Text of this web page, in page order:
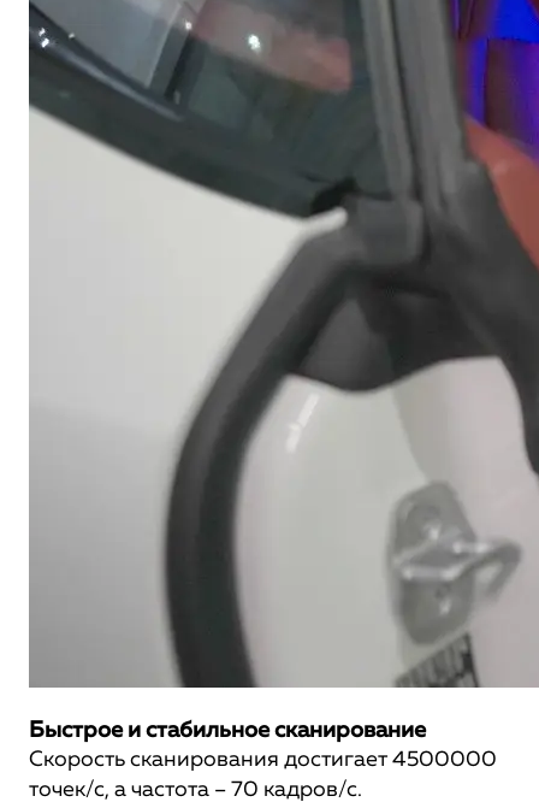
Быстрое и стабильное сканирование
Скорость сканирования достигает 4500000
точек/с, а частота – 70 кадров/с.